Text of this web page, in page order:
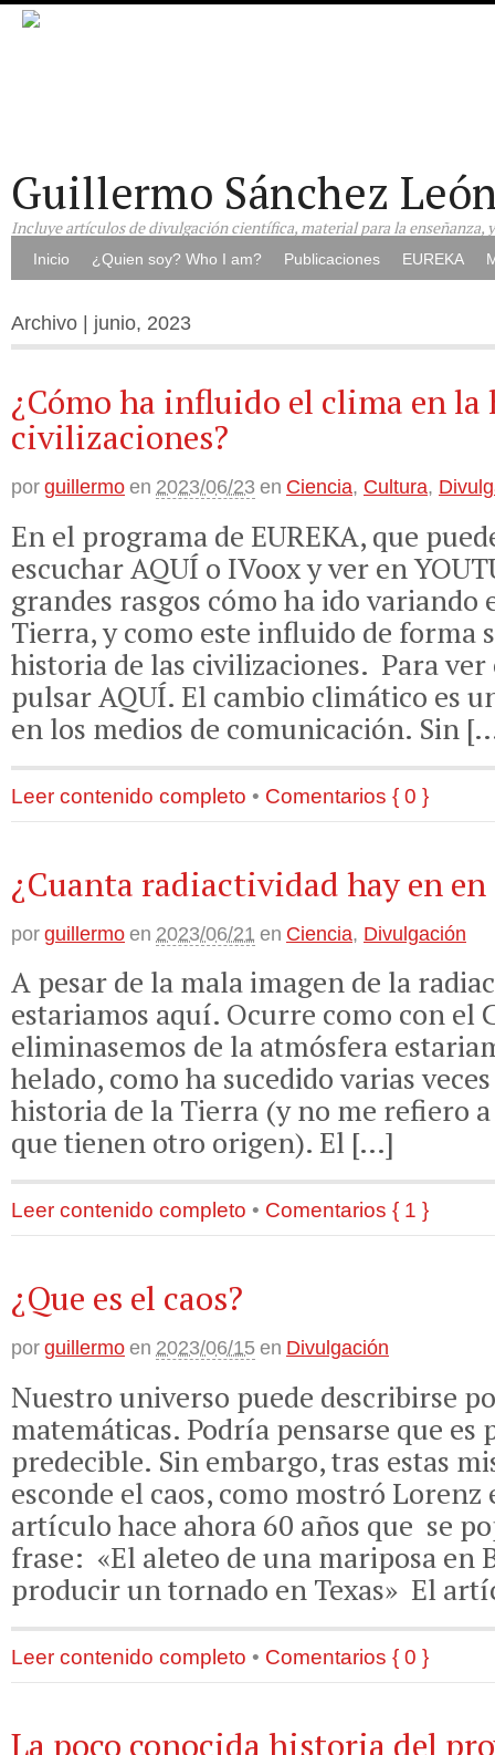
Guillermo Sánchez
Incluye artículos de divulgación científica, material para la enseñanza,
Inicio ¿Quien soy? Who I am? Publicaciones EUREKA
Archivo | junio, 2023
¿Cómo ha influido el clima en
civilizaciones?
por guillermo en 2023/06/23 en Ciencia, Cultura,
En el programa de EUREKA, que
escuchar AQUÍ o IVoox y ver en
grandes rasgos cómo ha ido variando
Tierra, y como este influido de forma
historia de las civilizaciones. Para ver
pulsar AQUÍ. El cambio climático es
en los medios de comunicación. Sin
Leer contenido completo • Comentarios { 0 }
¿Cuanta radiactividad hay en
por guillermo en 2023/06/21 en Ciencia, Divulgación
A pesar de la mala imagen de la
estariamos aquí. Ocurre como con el
eliminasemos de la atmósfera
helado, como ha sucedido varias
historia de la Tierra (y no me refiero
que tienen otro origen). El […]
Leer contenido completo • Comentarios { 1 }
¿Que es el caos?
por guillermo en 2023/06/15 en Divulgación
Nuestro universo puede describirse
matemáticas. Podría pensarse que es
predecible. Sin embargo, tras estas
esconde el caos, como mostró Lorenz
artículo hace ahora 60 años que se
frase: «El aleteo de una mariposa en
producir un tornado en Texas» El
Leer contenido completo • Comentarios { 0 }
La poco conocida historia del